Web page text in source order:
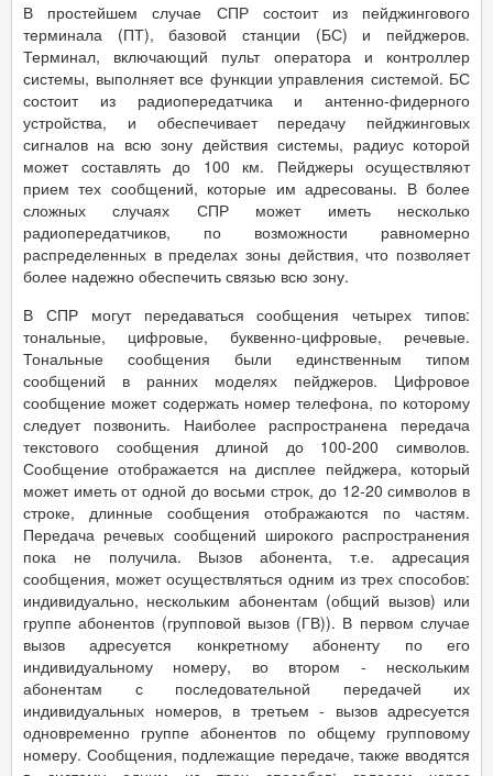
В простейшем случае СПР состоит из пейджингового
терминала (ПТ), базовой станции (БС) и пейджеров.
Терминал, включающий пульт оператора и контроллер
системы, выполняет все функции управления системой. БС
состоит из радиопередатчика и антенно-фидерного
устройства, и обеспечивает передачу пейджинговых
сигналов на всю зону действия системы, радиус которой
может составлять до 100 км. Пейджеры осуществляют
прием тех сообщений, которые им адресованы. В более
сложных случаях СПР может иметь несколько
радиопередатчиков, по возможности равномерно
распределенных в пределах зоны действия, что позволяет
более надежно обеспечить связью всю зону.
В СПР могут передаваться сообщения четырех типов:
тональные, цифровые, буквенно-цифровые, речевые.
Тональные сообщения были единственным типом
сообщений в ранних моделях пейджеров. Цифровое
сообщение может содержать номер телефона, по которому
следует позвонить. Наиболее распространена передача
текстового сообщения длиной до 100-200 символов.
Сообщение отображается на дисплее пейджера, который
может иметь от одной до восьми строк, до 12-20 символов в
строке, длинные сообщения отображаются по частям.
Передача речевых сообщений широкого распространения
пока не получила. Вызов абонента, т.е. адресация
сообщения, может осуществляться одним из трех способов:
индивидуально, нескольким абонентам (общий вызов) или
группе абонентов (групповой вызов (ГВ)). В первом случае
вызов адресуется конкретному абоненту по его
индивидуальному номеру, во втором - нескольким
абонентам с последовательной передачей их
индивидуальных номеров, в третьем - вызов адресуется
одновременно группе абонентов по общему групповому
номеру. Сообщения, подлежащие передаче, также вводятся